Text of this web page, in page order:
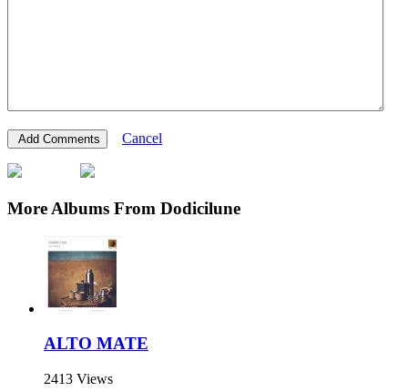
Cancel
More Albums From Dodicilune
ALTO MATE
2413 Views